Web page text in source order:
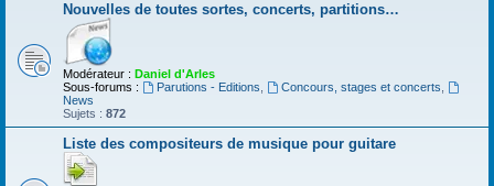
Nouvelles de toutes sortes, concerts, partitions…
Modérateur : Daniel d'Arles
Sous-forums :
Parutions - Editions Concours, stages et concerts
News
Sujets : 872
Liste des compositeurs de musique pour guitare